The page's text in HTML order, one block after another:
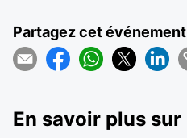
Partagez cet événement
En savoir plus sur